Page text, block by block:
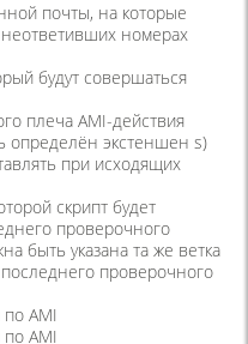
почты, на которые
номерах
будут совершаться
плеча AMI-действия
определён экстеншен s)
при исходящих
скрипт будет
проверочного
быть указана та же ветка
проверочного
AMI
AMI